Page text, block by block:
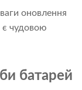
оновлення
є чудовою
батарей